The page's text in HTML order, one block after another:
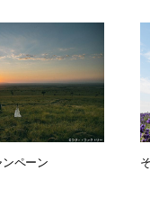
ペーン